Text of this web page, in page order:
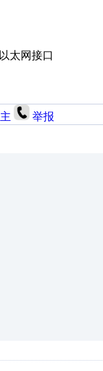
太网接口
举报